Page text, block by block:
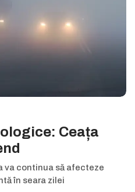
Ceața
va continua să afecteze
în seara zilei